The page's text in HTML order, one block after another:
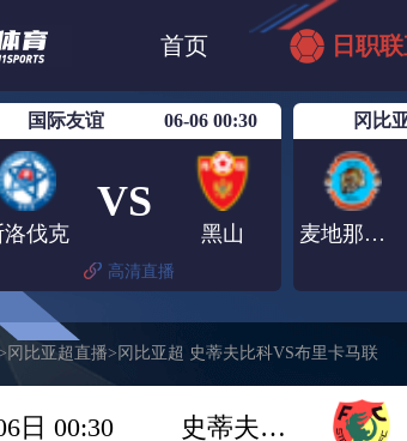
首页 日职
日篮B1
日
国际友谊 06-06 00:30
洛伐克
VS
黑山
高清直播
冈比
麦地那联队FC
冈比亚超直播> 冈比亚超 史蒂夫比科VS布里卡马联
日 00:30 史蒂夫比科